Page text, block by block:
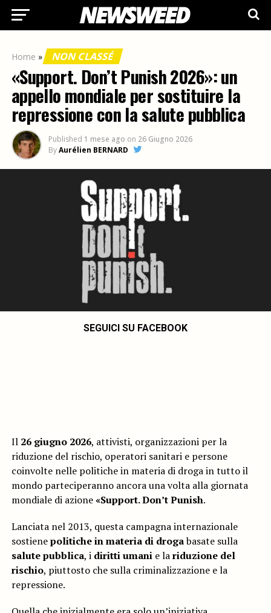
Home » NON CLASSÉ
«Support. Don’t Punish 2026»: un
appello mondiale per sostituire la
repressione con la salute pubblica
Published 1 mese ago on 26 Giugno 2026
ByAurélien BERNARD
SEGUICI SU FACEBOOK
Il 26 giugno 2026, attivisti, organizzazioni per la
riduzione del rischio, operatori sanitari e persone
coinvolte nelle politiche in materia di droga in tutto il
mondo parteciperanno ancora una volta alla giornata
mondiale di azione«Support. Don’t Punish.
Lanciata nel 2013, questa campagna internazionale
sostienepolitiche in materia di drogabasate sulla
salute pubblica, i diritti umanie lariduzione del
rischio, piuttosto che sulla criminalizzazione e la
repressione.